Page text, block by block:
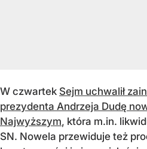
W czwartek Sejm uchwalił
prezydenta Andrzeja Dudę
Najwyższym, która m.in.
SN. Nowela przewiduje też